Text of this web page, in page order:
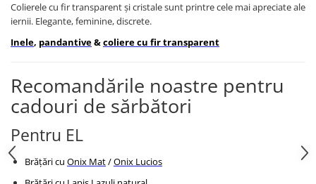
BRĂȚĂRI CU PIETRE SEMIPREȚIOASE
Brățări din Aur cu pietre
semiprețioase
Brățări elastice cu pietre
semiprețioase
Brățări de picior din Aur
Brățări de picior din Argint
COLIERE
Colierele cu fir transparent și cristale sunt printre cele mai apreciate ale
iernii. Elegante, feminine, discrete.
Inele, pandantive&coliere cu fir transparent
Recomandările noastre pentru
cadouri de sărbători
Pentru EL
Brățări cu Onix Mat/Onix Lucios